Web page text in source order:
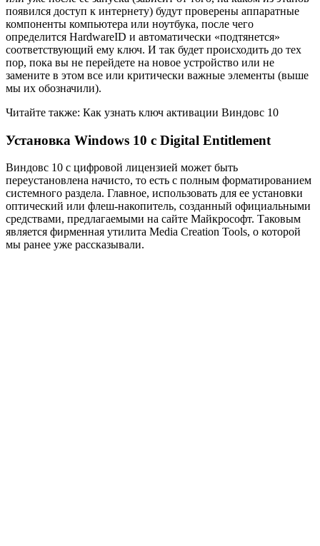
появился доступ к интернету) будут проверены аппаратные
компоненты компьютера или ноутбука, после чего
определится HardwareID и автоматически «подтянется»
соответствующий ему ключ. И так будет происходить до тех
пор, пока вы не перейдете на новое устройство или не
замените в этом все или критически важные элементы (выше
мы их обозначили).
Читайте также: Как узнать ключ активации Виндовс 10
Установка Windows 10 с Digital Entitlement
Виндовс 10 с цифровой лицензией может быть
переустановлена начисто, то есть с полным форматированием
системного раздела. Главное, использовать для ее установки
оптический или флеш-накопитель, созданный официальными
средствами, предлагаемыми на сайте Майкрософт. Таковым
является фирменная утилита Media Creation Tools, о которой
мы ранее уже рассказывали.